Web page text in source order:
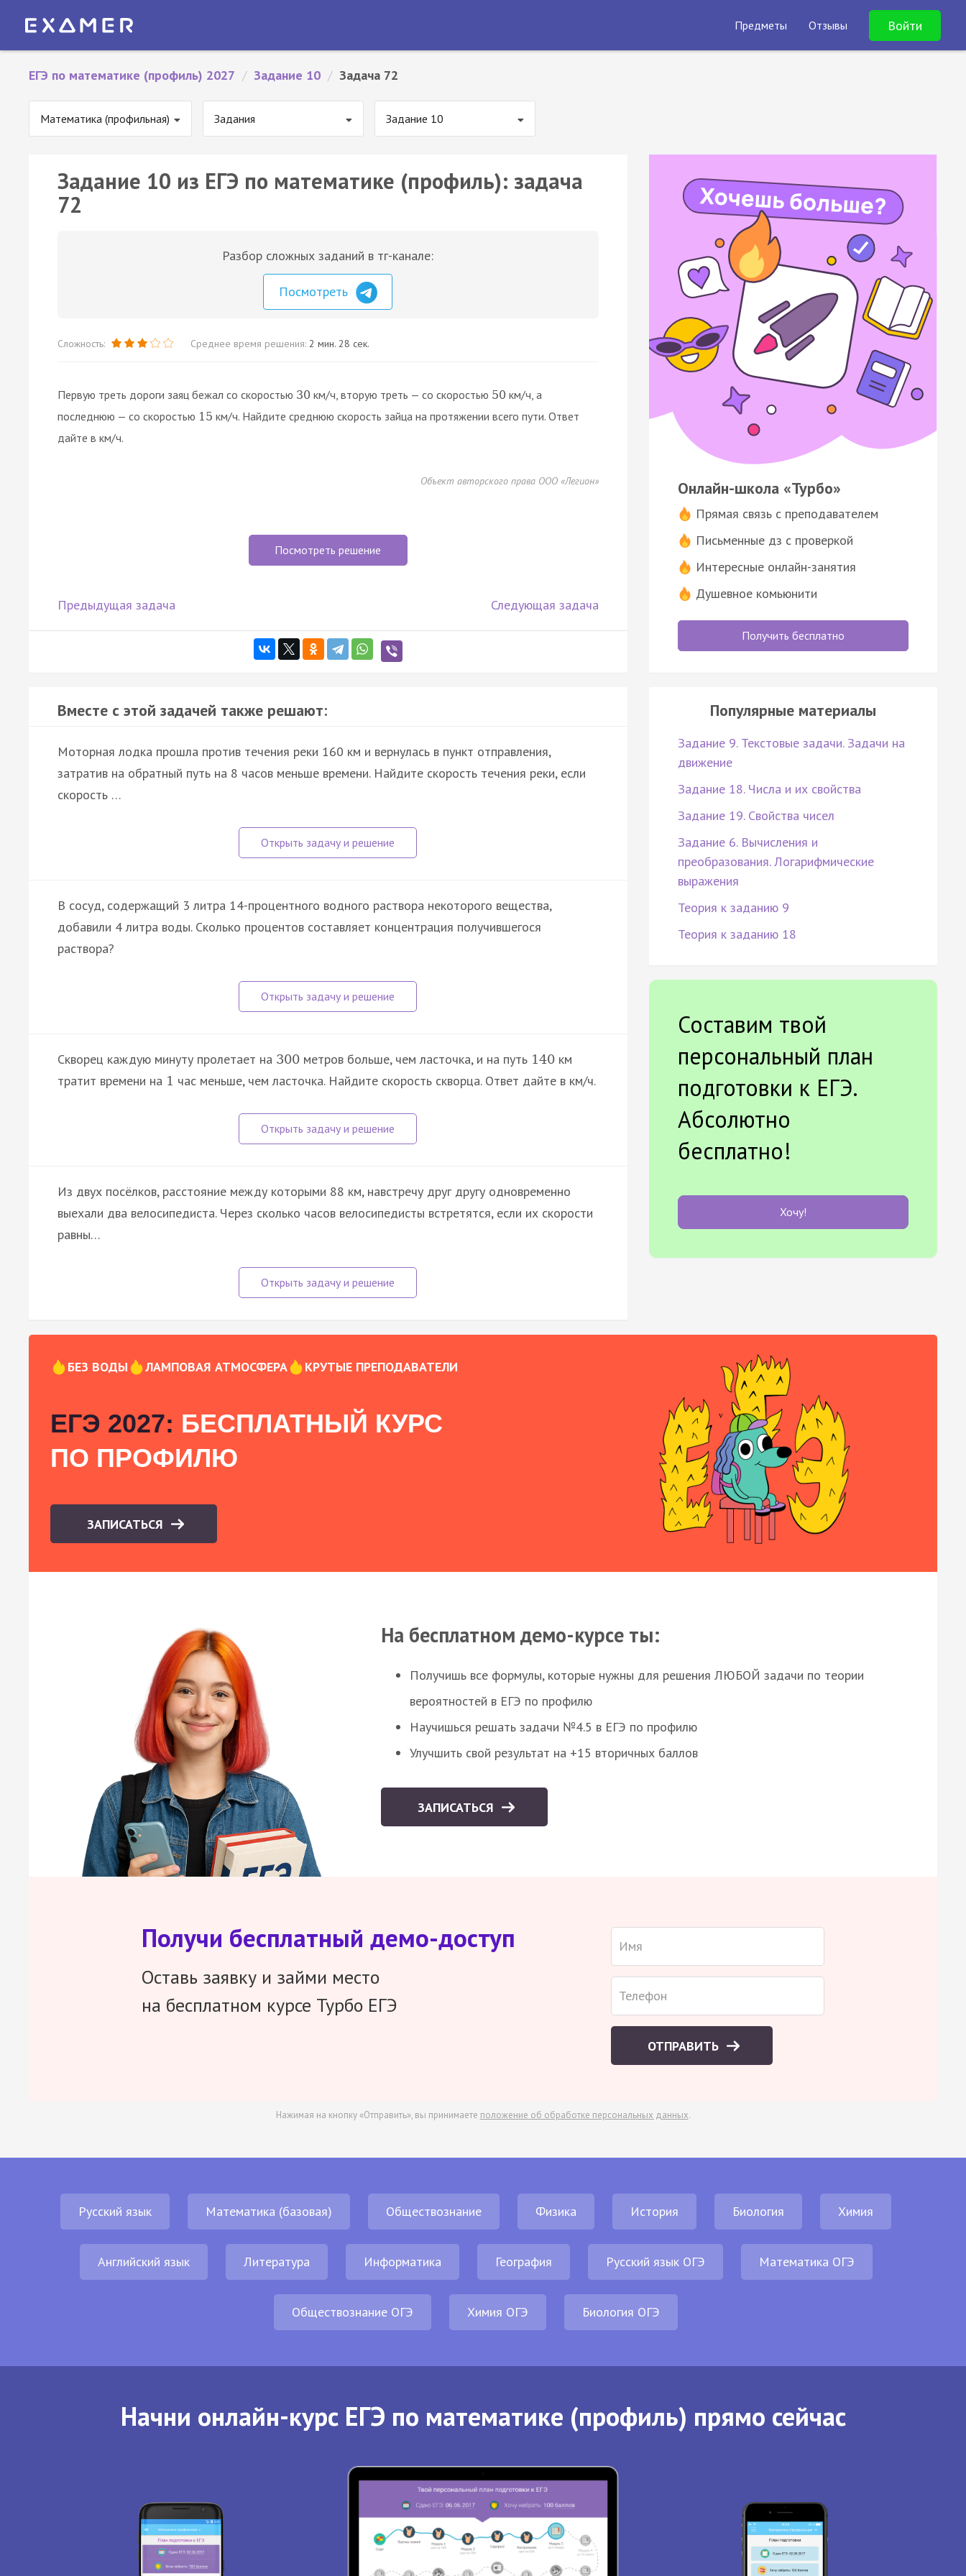
Предметы Отзывы Войти
ЕГЭ по математике (профиль) 2027 / Задание 10 / Задача 72
Математика (профильная) Задания Задание 10
Задание 10 из ЕГЭ по математике (профиль): задача
72
Разбор сложных заданий в тг-канале:
Посмотреть
Сложность: Среднее время решения: 2 мин. 28 сек.
Первую треть дороги заяц бежал со скоростью 30 км/ч, вторую треть — со скоростью 50 км/ч, а
последнюю — со скоростью 15 км/ч. Найдите среднюю скорость зайца на протяжении всего пути. Ответ
дайте в км/ч.
Объект авторского права ООО «Легион»
Посмотреть решение
Предыдущая задача Следующая задача
Вместе с этой задачей также решают:
Моторная лодка прошла против течения реки 160 км и вернулась в пункт отправления,
затратив на обратный путь на 8 часов меньше времени. Найдите скорость течения реки, если
скорость …
В сосуд, содержащий 3 литра 14-процентного водного раствора некоторого вещества,
добавили 4 литра воды. Сколько процентов составляет концентрация получившегося
раствора?
Скворец каждую минуту пролетает на 300 метров больше, чем ласточка, и на путь 140 км
тратит времени на 1 час меньше, чем ласточка. Найдите скорость скворца. Ответ дайте в км/ч.
Из двух посёлков, расстояние между которыми 88 км, навстречу друг другу одновременно
выехали два велосипедиста. Через сколько часов велосипедисты встретятся, если их скорости
равны…
Онлайн-школа «Турбо»
Прямая связь с преподавателем
Письменные дз с проверкой
Интересные онлайн-занятия
Душевное комьюнити
Получить бесплатно
Популярные материалы
Задание 9. Текстовые задачи. Задачи на
движение
Задание 18. Числа и их свойства
Задание 19. Свойства чисел
Задание 6. Вычисления и
преобразования. Логарифмические
выражения
Теория к заданию 9
Теория к заданию 18
Составим твой
персональный план
подготовки к ЕГЭ.
Абсолютно
бесплатно!
Хочу!
БЕЗ ВОДЫ ЛАМПОВАЯ АТМОСФЕРА КРУТЫЕ ПРЕПОДАВАТЕЛИ
ЕГЭ 2027: БЕСПЛАТНЫЙ КУРС
ПО ПРОФИЛЮ
ЗАПИСАТЬСЯ
На бесплатном демо-курсе ты:
Получишь все формулы, которые нужны для решения ЛЮБОЙ задачи по теории
вероятностей в ЕГЭ по профилю
Научишься решать задачи №4.5 в ЕГЭ по профилю
Улучшить свой результат на +15 вторичных баллов
ЗАПИСАТЬСЯ
Получи бесплатный демо-доступ
Оставь заявку и займи место
на бесплатном курсе Турбо ЕГЭ
ОТПРАВИТЬ
Нажимая на кнопку «Отправить», вы принимаете положение об обработке персональных данных.
Русский язык Математика (базовая) Обществознание Физика История Биология Химия
Английский язык Литература Информатика География Русский язык ОГЭ Математика ОГЭ
Обществознание ОГЭ Химия ОГЭ Биология ОГЭ
Начни онлайн-курс ЕГЭ по математике (профиль) прямо сейчас